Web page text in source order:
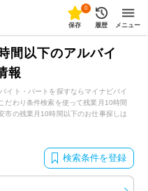
0
保存 履歴 メニュー
間以下のアルバイ
報
イト・パートを探すならマイナビバイ
だわり条件検索を使って残業月10時間
市の残業月10時間以下のお仕事探しは
検索条件を登録